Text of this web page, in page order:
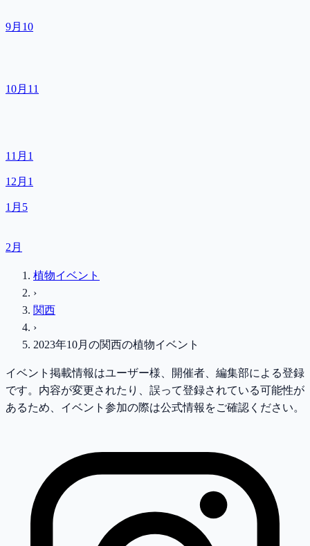
9月 10
10月 11
11月 1
12月 1
1月 5
2月
植物イベント
›
関西
›
2023年10月 の関西の植物イベント
イベント掲載情報はユーザー様、開催者、編集部による登録
です。内容が変更されたり、誤って登録されている可能性が
あるため、イベント参加の際は公式情報をご確認ください。